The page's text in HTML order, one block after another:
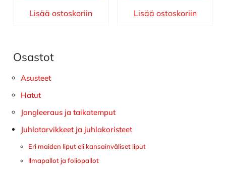
Lisää ostoskoriin Lisää ostoskoriin
Ensisijainen
sivupalkki
Osastot
Asusteet
Hatut
Jongleeraus ja taikatemput
Juhlatarvikkeet ja juhlakoristeet
Eri maiden liput eli kansainväliset liput
Ilmapallot ja foliopallot